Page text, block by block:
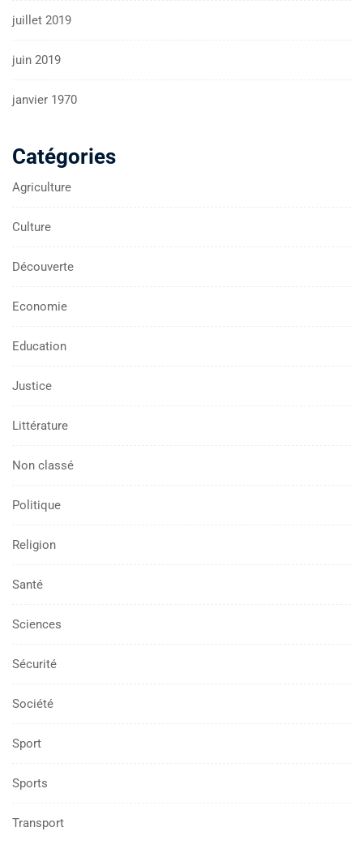
juillet 2019
juin 2019
janvier 1970
Catégories
Agriculture
Culture
Découverte
Economie
Education
Justice
Littérature
Non classé
Politique
Religion
Santé
Sciences
Sécurité
Société
Sport
Sports
Transport